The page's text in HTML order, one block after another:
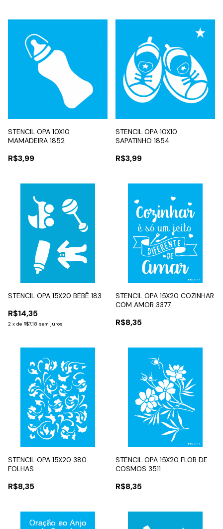
STENCIL OPA 10X10
MAMADEIRA 1852
R$3,99
STENCIL OPA 10X10
SAPATINHO 1854
R$3,99
STENCIL OPA 15X20 BEBÊ 183
R$14,35
2 x de R$7,18 sem juros
STENCIL OPA 15X20 COZINHAR
COM AMOR 3377
R$8,35
STENCIL OPA 15X20 380
FOLHAS
R$8,35
STENCIL OPA 15X20 FLOR DE
COSMOS 3511
R$8,35